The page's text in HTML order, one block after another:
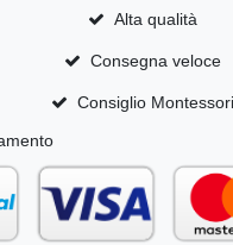
Alta qualità
Consegna veloce
Consiglio Montessori